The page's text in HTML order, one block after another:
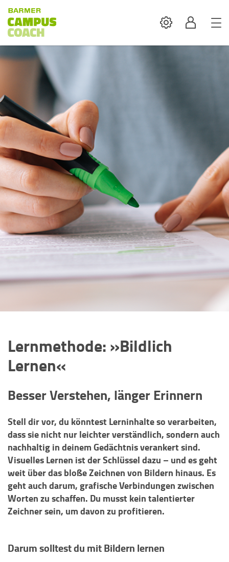
SettingsProfil
Lernmethode: »Bildlich
Lernen«
Besser Verstehen, länger Erinnern
Stell dir vor, du könntest Lerninhalte so verarbeiten,
dass sie nicht nur leichter verständlich, sondern auch
nachhaltig in deinem Gedächtnis verankert sind.
Visuelles Lernen ist der Schlüssel dazu – und es geht
weit über das bloße Zeichnen von Bildern hinaus. Es
geht auch darum, grafische Verbindungen zwischen
Worten zu schaffen. Du musst kein talentierter
Zeichner sein, um davon zu profitieren.
Darum solltest du mit Bildern lernen